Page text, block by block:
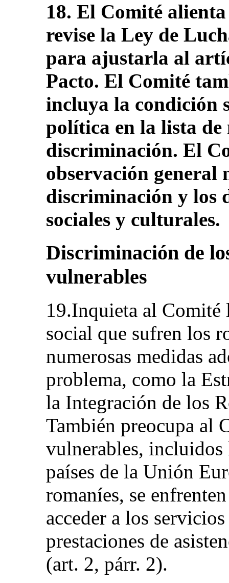
18. El Comité
revise la Ley de
para ajustarla al
Pacto. El Comité
incluya la condición
política en la lista
discriminación. El
observación general
discriminación y los
sociales y culturales.
Discriminación de
vulnerables
19.Inquieta al Comité
social que sufren los
numerosas medidas
problema, como la
la Integración de los
También preocupa al
vulnerables, incluidos
países de la Unión
romaníes, se
acceder a los
prestaciones de
(art. 2, párr. 2).